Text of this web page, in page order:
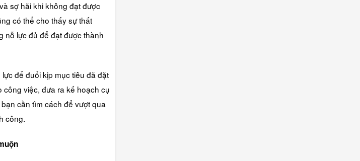
sợ hãi khi không đạt được
có thể cho thấy sự thất
nỗ lực đủ để đạt được thành
để đuổi kịp mục tiêu đã đặt
việc, đưa ra kế hoạch cụ
cần tìm cách để vượt qua
công.